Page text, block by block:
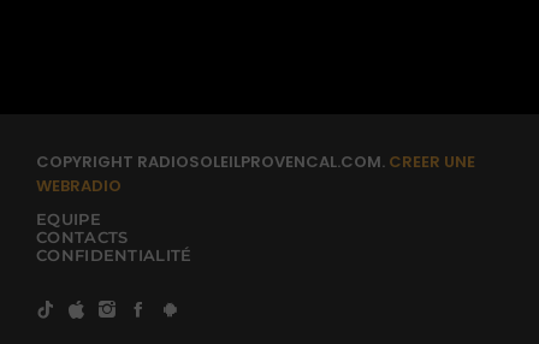
COPYRIGHT RADIOSOLEILPROVENCAL.COM. CREER UNE
WEBRADIO
EQUIPE
CONTACTS
CONFIDENTIALITÉ